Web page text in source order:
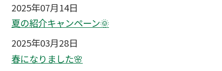
2025年07月14日
夏の紹介キャンペーン🌞
2025年03月28日
春になりました🌸